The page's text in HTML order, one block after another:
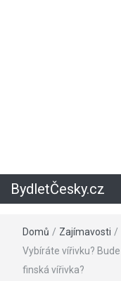
BydletČesky.cz
Domů / Zajímavosti /
Vybíráte vířivku?
finská vířivka?